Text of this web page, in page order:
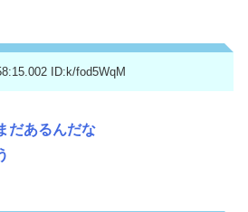
ID:k/fod5WqM
だあるんだな